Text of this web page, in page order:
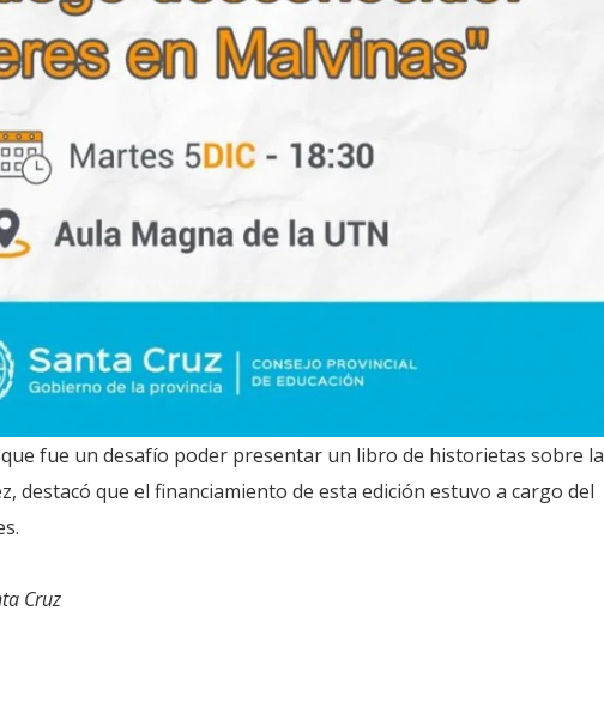
fue un desafío poder presentar un libro de historietas sobre la
destacó que el financiamiento de esta edición estuvo a cargo del
Cruz